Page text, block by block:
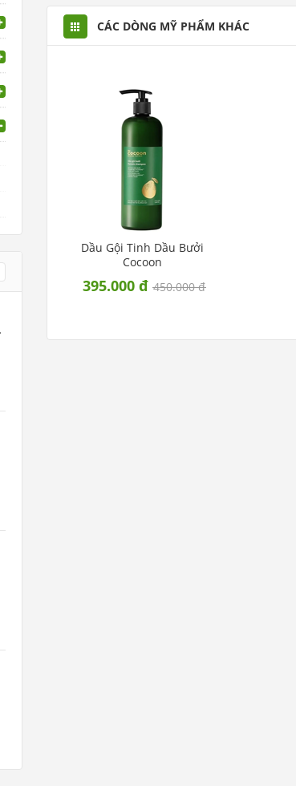
CÁC DÒNG MỸ PHẨM KHÁC
Dầu Gội Tinh Dầu Bưởi
Cocoon
395.000 đ 450.000 đ